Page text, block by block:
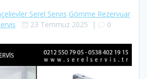
Serel Servis Gömme Rezervuar
23 Temmuz 2025 | 0